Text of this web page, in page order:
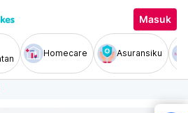
Masuk
Homecare Asuransiku